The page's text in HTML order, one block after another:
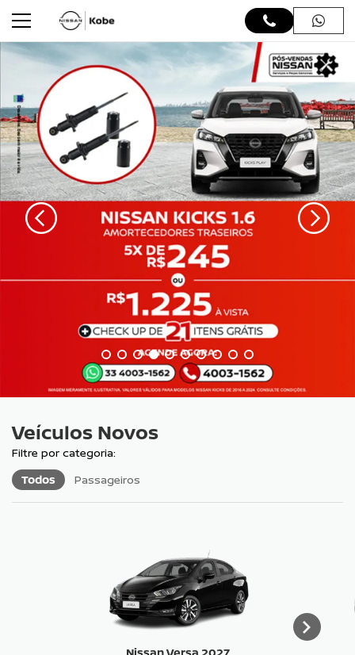
Veículos Novos
Todos Passageiros